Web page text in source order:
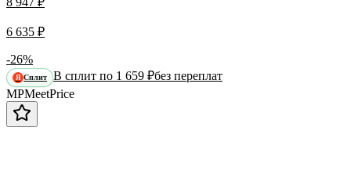
6 635 ₽
-26%
Я Сплит В сплит по 1 659 ₽без переплат
MPMeetPrice